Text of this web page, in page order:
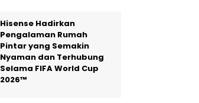
Hisense Hadirkan
Pengalaman Rumah
Pintar yang Semakin
Nyaman dan Terhubung
Selama FIFA World Cup
2026™